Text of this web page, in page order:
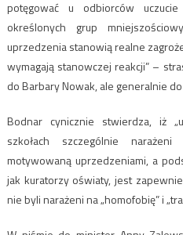
potęgować u odbiorców
określonych grup
uprzedzenia stanowią realne
wymagają stanowczej reakcji” –
do Barbary Nowak, ale generalnie
Bodnar cynicznie stwierdza, iż
szkołach szczególnie
motywowaną uprzedzeniami, a
jak kuratorzy oświaty, jest
nie byli narażeni na „homofobię” i